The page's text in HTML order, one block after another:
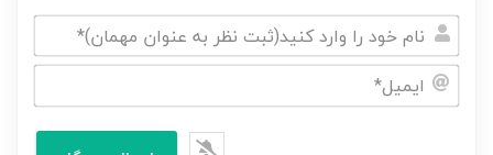
نام
خود